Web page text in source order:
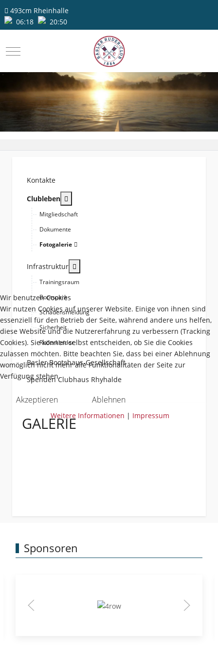
493cm Rheinhalle
06:18
20:50
Mobile Menu Toggle
Kontakte
Clubleben
Mitgliedschaft
Dokumente
Fotogalerie
Infrastruktur
Trainingsraum
Bootspark
Schadensmeldung
Sicherheit
Ruderkleider
Basler Bootshaus-Gesellschaft
Spenden Clubhaus Rhyhalde
GALERIE
Sponsoren
Wir benutzen Cookies
Wir nutzen Cookies auf unserer Website. Einige von ihnen sind
essenziell für den Betrieb der Seite, während andere uns helfen,
diese Website und die Nutzererfahrung zu verbessern (Tracking
Cookies). Sie können selbst entscheiden, ob Sie die Cookies
zulassen möchten. Bitte beachten Sie, dass bei einer Ablehnung
womöglich nicht mehr alle Funktionalitäten der Seite zur
Verfügung stehen.
Akzeptieren Ablehnen
Weitere Informationen | Impressum